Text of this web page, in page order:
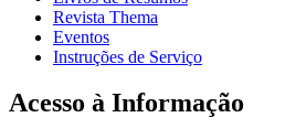
Revista Thema
Eventos
Instruções de Serviço
Acesso à Informação